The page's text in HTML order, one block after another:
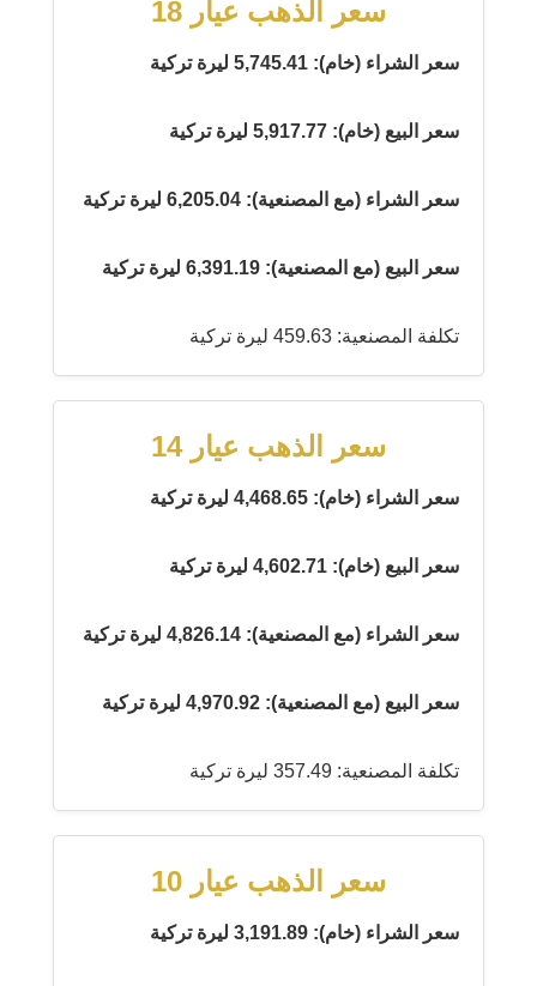
سعر الذهب عيار 18
سعر الشراء (خام): 5,745.41 ليرة تركية
سعر البيع (خام): 5,917.77 ليرة تركية
سعر الشراء (مع المصنعية): 6,205.04 ليرة تركية
سعر البيع (مع المصنعية): 6,391.19 ليرة تركية
تكلفة المصنعية: 459.63 ليرة تركية
سعر الذهب عيار 14
سعر الشراء (خام): 4,468.65 ليرة تركية
سعر البيع (خام): 4,602.71 ليرة تركية
سعر الشراء (مع المصنعية): 4,826.14 ليرة تركية
سعر البيع (مع المصنعية): 4,970.92 ليرة تركية
تكلفة المصنعية: 357.49 ليرة تركية
سعر الذهب عيار 10
سعر الشراء (خام): 3,191.89 ليرة تركية